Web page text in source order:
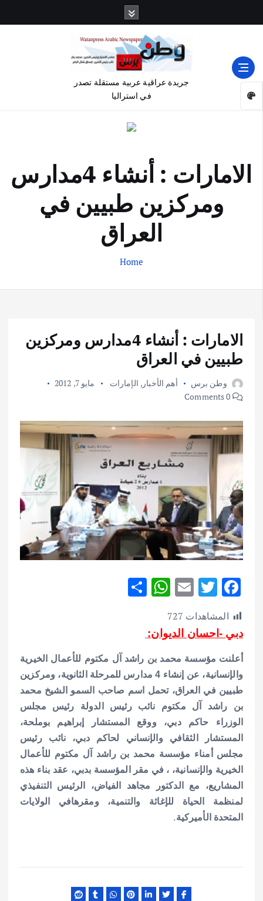
جريدة عراقية عربية مستقلة تصدر
في استراليا
الامارات : أنشاء 4مدارس
ومركزين طبيين في
العراق
Home
الامارات : أنشاء 4مدارس ومركزين
طبيين في العراق
وطن برس أهم الأخبار , الإمارات
مايو 7, 2012
F
ac
e
b
o
o
k
T
w
it
te
r
E
ai
l
W
at
s
A
p
p
المشاهدات 727
دبي -احسان الديوان:
أعلنت مؤسسة محمد بن راشد آل مكتوم للأعمال الخيرية
والإنسانية، عن إنشاء 4 مدارس للمرحلة الثانوية، ومركزين
طبيين في العراق، تحمل اسم صاحب السمو الشيخ محمد
بن راشد آل مكتوم نائب رئيس الدولة رئيس مجلس
الوزراء حاكم دبي، ووقع المستشار إبراهيم بوملحة،
المستشار الثقافي والإنساني لحاكم دبي، نائب رئيس
مجلس أمناء مؤسسة محمد بن راشد آل مكتوم للأعمال
الخيرية والإنسانية، ، في مقر المؤسسة بدبي، عقد بناء هذه
المشاريع، مع الدكتور مجاهد الفياض، الرئيس التنفيذي
لمنظمة الحياة للإغاثة والتنمية، ومقرهافي الولايات
المتحدة الأميركية.